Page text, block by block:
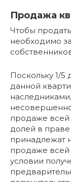
Продажа
Чтобы
необходимо
Поскольку 1/5
данной
продаже всей
долей в
принадлежат
продаже всей
условии